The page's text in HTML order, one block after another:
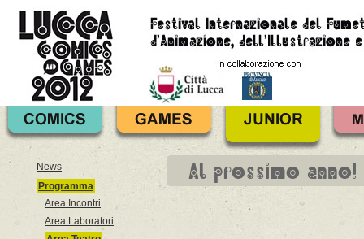
Al prossimo anno!
News
Programma
Area Incontri
Area Laboratori